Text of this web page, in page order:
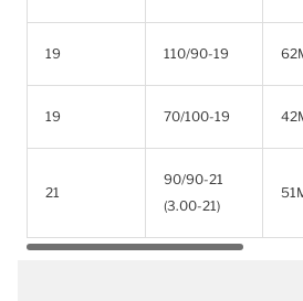
19 110/90-19
19 70/100-19
21
90/90-21
(3.00-21)